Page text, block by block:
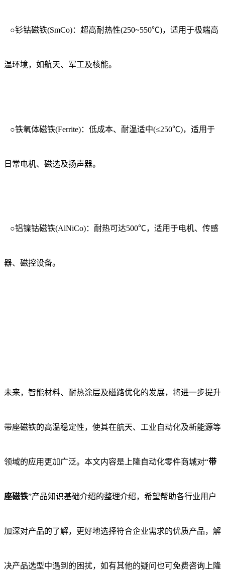
○钐钴磁铁(SmCo)：超高耐热性(250~550℃)，适用于极端高
温环境，如航天、军工及核能。
○铁氧体磁铁(Ferrite)：低成本、耐温适中(≤250℃)，适用于
日常电机、磁选及扬声器。
○铝镍钴磁铁(AlNiCo)：耐热可达500℃，适用于电机、传感
器、磁控设备。
未来，智能材料、耐热涂层及磁路优化的发展，将进一步提升
带座磁铁的高温稳定性，使其在航天、工业自动化及新能源等
领域的应用更加广泛。本文内容是上隆自动化零件商城对“带
座磁铁”产品知识基础介绍的整理介绍，希望帮助各行业用户
加深对产品的了解，更好地选择符合企业需求的优质产品，解
决产品选型中遇到的困扰，如有其他的疑问也可免费咨询上隆